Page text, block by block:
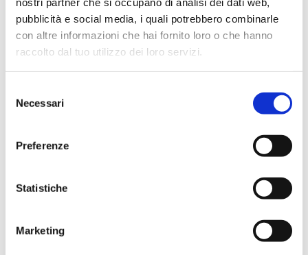
pubblicità e social media, i quali potrebbero combinarle
con altre informazioni che hai fornito loro o che hanno
raccolto dal tuo utilizzo dei loro servizi.
delNecessari
Preferenze
Statistiche
Marketing